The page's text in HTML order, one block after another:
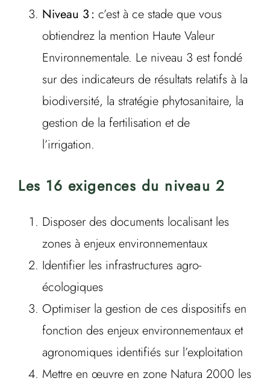
Niveau 3 : c’est à ce stade que vous
obtiendrez la mention Haute Valeur
Environnementale. Le niveau 3 est fondé
sur des indicateurs de résultats relatifs à la
biodiversité, la stratégie phytosanitaire, la
gestion de la fertilisation et de
l’irrigation.
Les 16 exigences du niveau 2
Disposer des documents localisant les
zones à enjeux environnementaux
Identifier les infrastructures agro-
écologiques
Optimiser la gestion de ces dispositifs en
fonction des enjeux environnementaux et
agronomiques identifiés sur l’exploitation
Mettre en œuvre en zone Natura 2000 les